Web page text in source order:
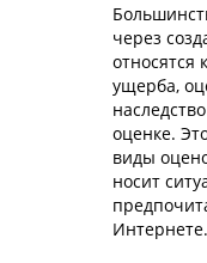
через
относятся
ущерба,
оценке.
виды
носит
Интернете.